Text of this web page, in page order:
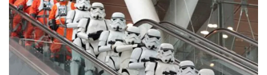
2022-23 वित्तीय वर्ष में, जर्मनी को भारत का निर्यात मशीनरी
और इलेक्ट्रॉनिक्स से लेकर फुटवियर और ऑटो घटकों तक
कई क्षेत्रों में हुआ। जर्मनी को भारत के निर्यात में $1.5
बिलियन मूल्य की मशीनरी, $1.2 बिलियन मूल्य के
इलेक्ट्रॉनिक्स, $458 मिलियन मूल्य के स्मार्टफोन, $990